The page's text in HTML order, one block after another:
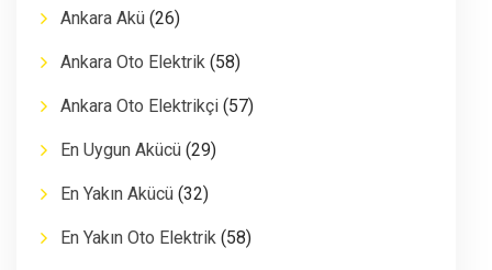
Ankara Akü (26)
Ankara Oto Elektrik (58)
Ankara Oto Elektrikçi (57)
En Uygun Akücü (29)
En Yakın Akücü (32)
En Yakın Oto Elektrik (58)